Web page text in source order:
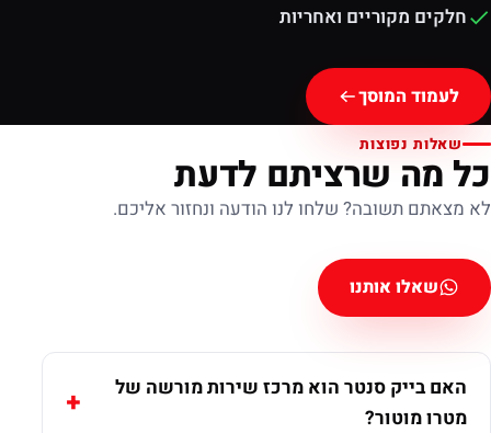
חלקים מקוריים ואחריות
לעמוד המוסך
שאלות נפוצות
כל מה שרציתם לדעת
לא מצאתם תשובה? שלחו לנו הודעה ונחזור אליכם.
שאלו אותנו
האם בייק סנטר הוא מרכז שירות מורשה של
מטרו מוטור?